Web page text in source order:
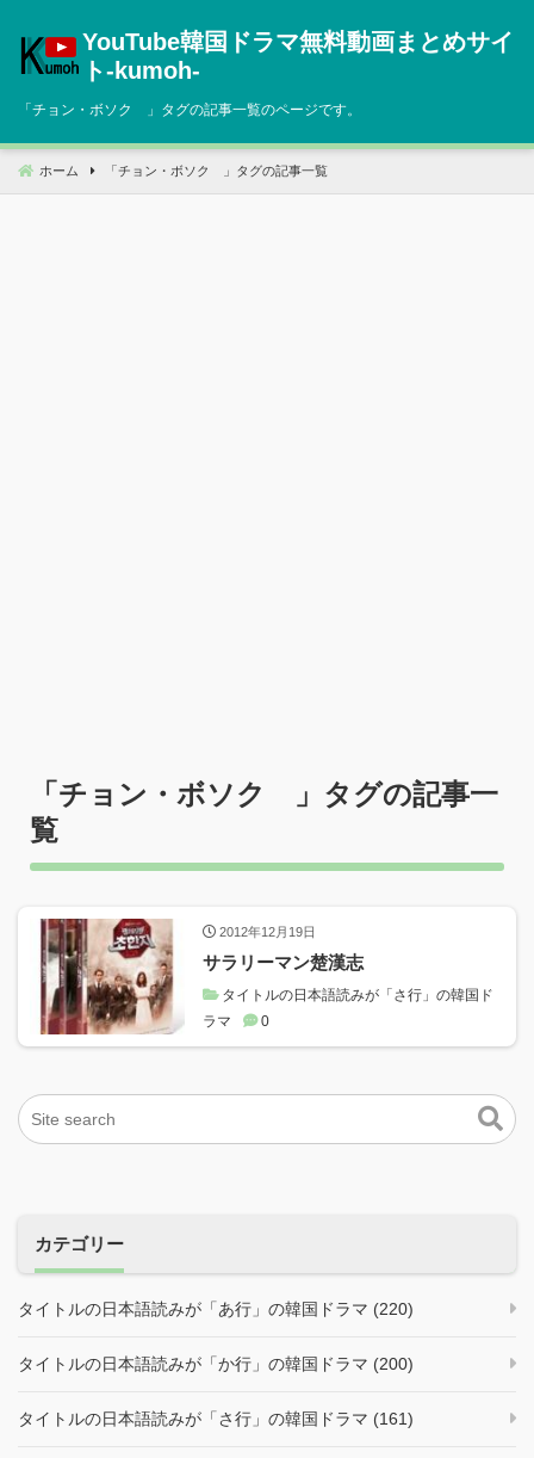
へ
動
YouTube韓国ドラマ無料動画まとめサイ
ト‐kumoh‐
「チョン・ボソク 」タグの記事一覧のページです。
ホーム 「 チョン・ボソク 」タグの記事一覧
「チョン・ボソク
」タグの記事一
覧
2012年12月19日
サラリーマン楚漢志
タイトルの日本語読みが「さ行」の韓国ド
ラマ
0
カテゴリー
タイトルの日本語読みが「あ行」の韓国ドラマ (220)
タイトルの日本語読みが「か行」の韓国ドラマ (200)
タイトルの日本語読みが「さ行」の韓国ドラマ (161)